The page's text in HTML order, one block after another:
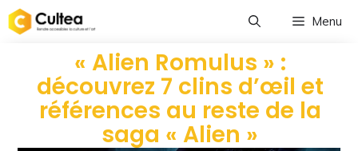
Menu
« Alien Romulus » :
découvrez 7 clins d’œil et
références au reste de la
saga « Alien »